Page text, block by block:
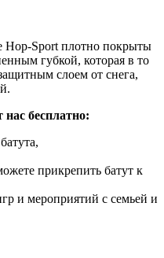
Sport плотно покрыты
губкой, которая в то
слоем от снега,
бесплатно:
прикрепить батут к
и мероприятий с семьей и